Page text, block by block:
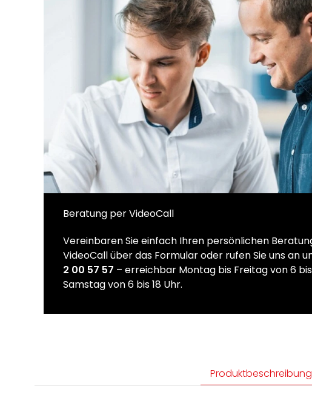
Beratung per VideoCall
Vereinbaren Sie einfach Ihren persönlichen
VideoCall über das Formular oder rufen Sie uns an
2 00 57 57 – erreichbar Montag bis Freitag von 6
Samstag von 6 bis 18 Uhr.
Produktbeschreibung